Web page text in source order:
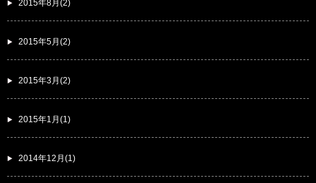
2015年8月(2)
2015年5月(2)
2015年3月(2)
2015年1月(1)
2014年12月(1)